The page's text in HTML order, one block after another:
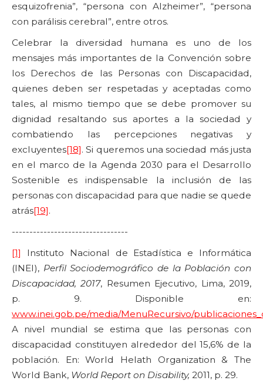
esquizofrenia”, “persona con Alzheimer”, “persona
con parálisis cerebral”, entre otros.
Celebrar la diversidad humana es uno de los
mensajes más importantes de la Convención sobre
los Derechos de las Personas con Discapacidad,
quienes deben ser respetadas y aceptadas como
tales, al mismo tiempo que se debe promover su
dignidad resaltando sus aportes a la sociedad y
combatiendo las percepciones negativas y
excluyentes[18]. Si queremos una sociedad más justa
en el marco de la Agenda 2030 para el Desarrollo
Sostenible es indispensable la inclusión de las
personas con discapacidad para que nadie se quede
atrás[19].
---------------------------------
[1]
Instituto Nacional de Estadística e Informática
(INEI), Perfil Sociodemográfico de la Población con
Discapacidad, 2017, Resumen Ejecutivo, Lima, 2019,
p. 9. Disponible en:
www.inei.gob.pe/media/MenuRecursivo/
A nivel mundial se estima que las personas con
discapacidad constituyen alrededor del 15,6% de la
población. En: World Helath Organization & The
World Bank, World Report on Disability, 2011, p. 29.